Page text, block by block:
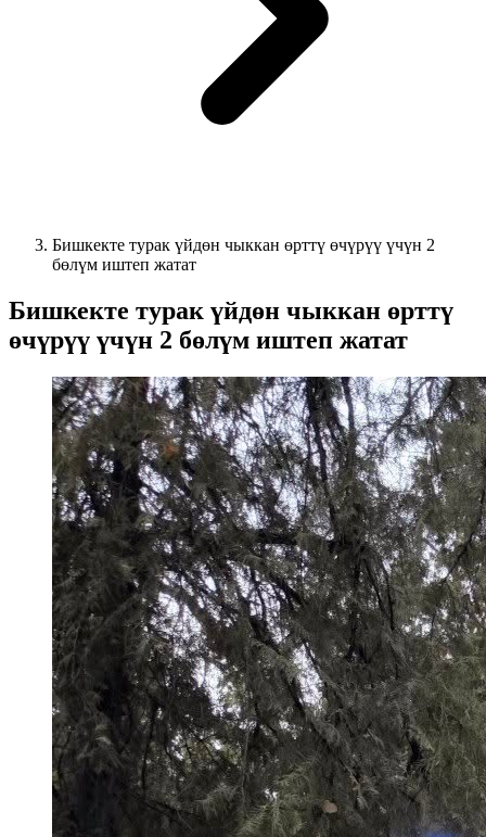
Бишкекте турак үйдөн чыккан өрттү өчүрүү үчүн 2
бөлүм иштеп жатат
Бишкекте турак үйдөн чыккан өрттү
өчүрүү үчүн 2 бөлүм иштеп жатат